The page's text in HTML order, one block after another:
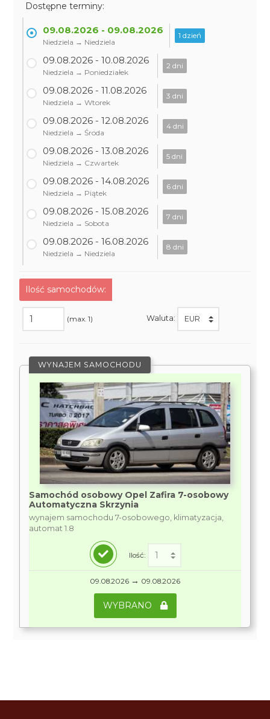
Dostępne terminy:
09.08.2026 - 09.08.2026
Niedziela → Niedziela
1 dzień
09.08.2026 - 10.08.2026
Niedziela → Poniedziałek
2 dni
09.08.2026 - 11.08.2026
Niedziela → Wtorek
3 dni
09.08.2026 - 12.08.2026
Niedziela → Środa
4 dni
09.08.2026 - 13.08.2026
Niedziela → Czwartek
5 dni
09.08.2026 - 14.08.2026
Niedziela → Piątek
6 dni
09.08.2026 - 15.08.2026
Niedziela → Sobota
7 dni
09.08.2026 - 16.08.2026
Niedziela → Niedziela
8 dni
Ilość samochodów:
(max. 1) Waluta:
WYNAJEM SAMOCHODU
Samochód osobowy Opel Zafira 7-osobowy
Automatyczna Skrzynia
wynajem samochodu 7-osobowego, klimatyzacja,
automat 1.8
Ilość:
09.08.2026 → 09.08.2026
WYBRANO